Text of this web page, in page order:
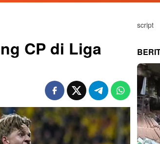
CP di Liga
script